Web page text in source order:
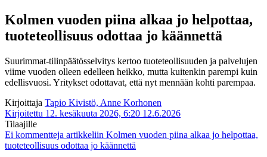
Kolmen vuoden piina alkaa jo helpottaa,
tuoteteollisuus odottaa jo käännettä
Suurimmat-tilinpäätösselvitys kertoo tuoteteollisuuden ja palvelujen
viime vuoden olleen edelleen heikko, mutta kuitenkin parempi kuin
edellisvuosi. Yritykset odottavat, että nyt mennään kohti parempaa.
Kirjoittaja Tapio Kivistö, Anne Korhonen
Kirjoitettu 12. kesäkuuta 2026, 6:20 12.6.2026
Tilaajille
Ei kommentteja artikkeliin Kolmen vuoden piina alkaa jo helpottaa,
tuoteteollisuus odottaa jo käännettä